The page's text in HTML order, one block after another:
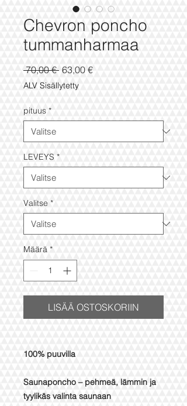
Chevron poncho
tummanharmaa
70,00 € Normaali
hinta
63,00 €Alehinta
ALV Sisällytetty
pituus *
LEVEYS *
Valitse *
Määrä *
LISÄÄ OSTOSKORIIN
100% puuvilla
Saunaponcho – pehmeä, lämmin ja
tyylikäs valinta saunaan